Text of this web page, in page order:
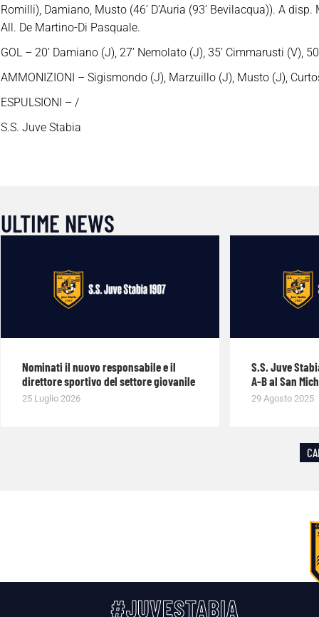
Romilli), Damiano, Musto (46’ D’Auria (93’ Bevilacqua)). A
All. De Martino-Di Pasquale.
GOL – 20’ Damiano (J), 27’ Nemolato (J), 35’ Cimmarusti (V),
AMMONIZIONI – Sigismondo (J), Marzuillo (J), Musto (J),
ESPULSIONI – /
S.S. Juve Stabia
ULTIME NEWS
Nominati il nuovo responsabile e il
direttore sportivo del settore giovanile
25 Luglio 2026
S.S. Juve
A-B al San
29 Agosto 2025
#JUVESTABIA